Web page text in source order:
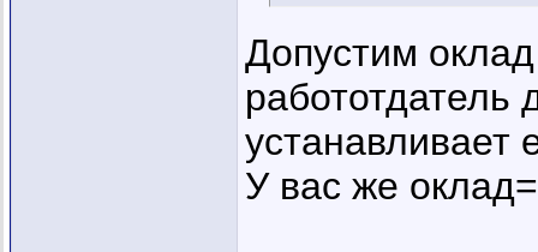
Допустим
У вас же